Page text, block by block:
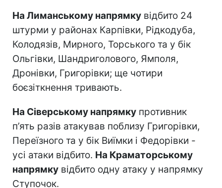
На Лиманському напрямку відбито 24
штурми у районах Карпівки, Рідкодуба,
Колодязів, Мирного, Торського та у бік
Ольгівки, Шандриголового, Ямполя,
Дронівки, Григорівки; ще чотири
боєзіткнення тривають.
На Сіверському напрямку противник
п’ять разів атакував поблизу Григорівки,
Переїзного та у бік Виїмки і Федорівки -
усі атаки відбито. На Краматорському
напрямку відбито одну атаку у напрямку
Ступочок.